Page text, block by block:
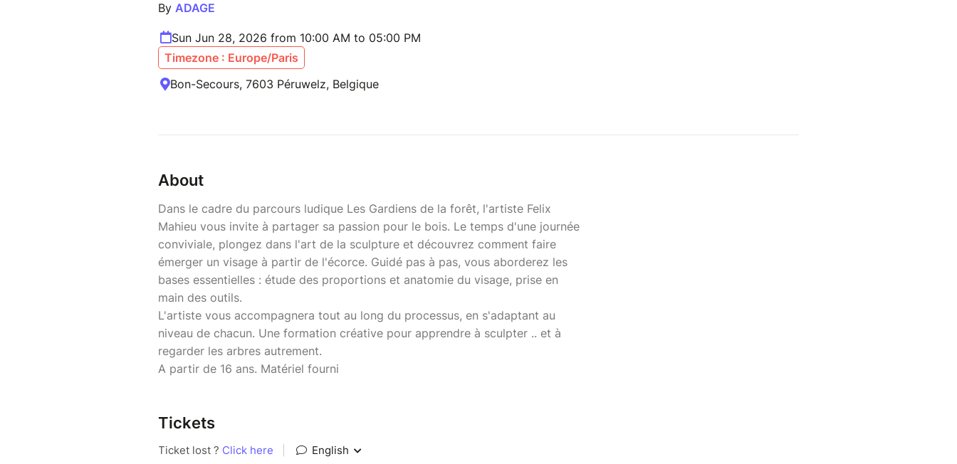
By ADAGE
Sun Jun 28, 2026 from 10:00 AM to 05:00 PM
Timezone : Europe/Paris
Bon-Secours, 7603 Péruwelz, Belgique
About
Dans le cadre du parcours ludique Les Gardiens de la forêt, l'artiste Felix
Mahieu vous invite à partager sa passion pour le bois. Le temps d'une journée
conviviale, plongez dans l'art de la sculpture et découvrez comment faire
émerger un visage à partir de l'écorce. Guidé pas à pas, vous aborderez les
bases essentielles : étude des proportions et anatomie du visage, prise en
main des outils.
L'artiste vous accompagnera tout au long du processus, en s'adaptant au
niveau de chacun. Une formation créative pour apprendre à sculpter .. et à
regarder les arbres autrement.
A partir de 16 ans. Matériel fourni
Tickets